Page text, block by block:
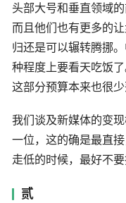
头部大号和垂直领域
而且他们也有更多的
归还是可以辗转腾挪
种程度上要看天吃饭
这部分预算本来也很少
我们谈及新媒体的变
一位，这的确是最直
走低的时候，最好不
贰